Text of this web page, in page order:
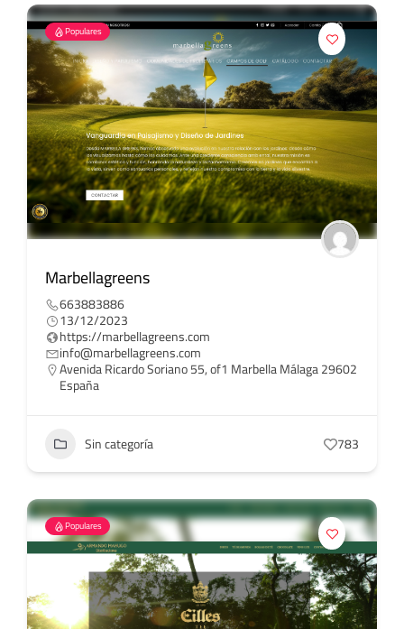
Populares
Marbellagreens
663883886
13/12/2023
https://marbellagreens.com
info@marbellagreens.com
Avenida Ricardo Soriano 55, of1 Marbella Málaga 29602
España
Sin categoría 783
Populares